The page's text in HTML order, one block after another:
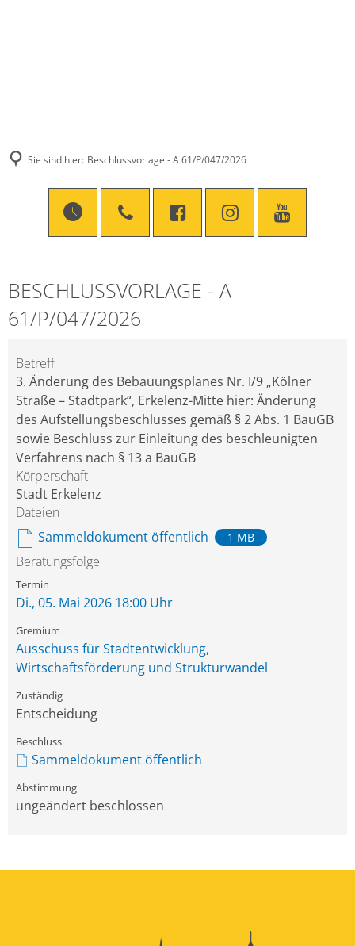
Sie sind hier: Beschlussvorlage - A 61/P/047/2026
BESCHLUSSVORLAGE - A
61/P/047/2026
Betreff
3. Änderung des Bebauungsplanes Nr. I/9 „Kölner
Straße – Stadtpark“, Erkelenz-Mitte hier: Änderung
des Aufstellungsbeschlusses gemäß § 2 Abs. 1 BauGB
sowie Beschluss zur Einleitung des beschleunigten
Verfahrens nach § 13 a BauGB
Körperschaft
Stadt Erkelenz
Dateien
Sammeldokument öffentlich
1 MB
Beratungsfolge
Di., 05. Mai 2026 18:00 Uhr
Ausschuss für Stadtentwicklung,
Wirtschaftsförderung und Strukturwandel
Entscheidung
Sammeldokument öffentlich
ungeändert beschlossen